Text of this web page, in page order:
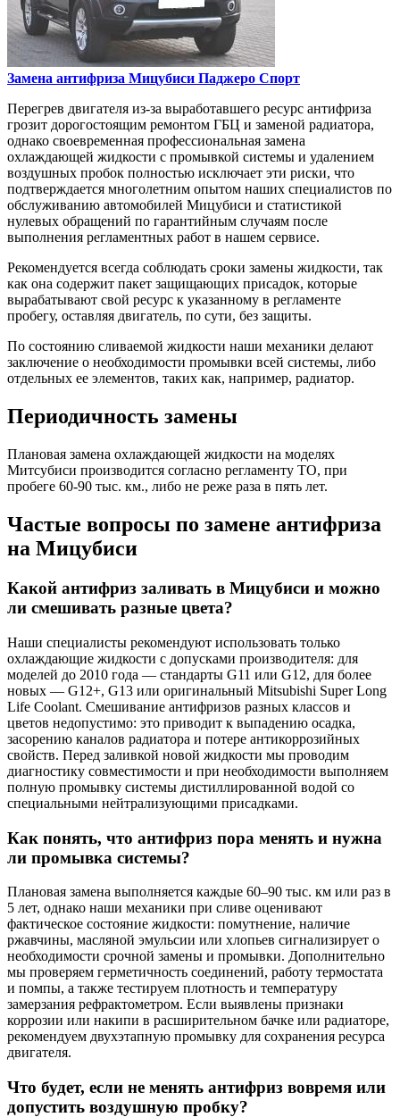
Замена антифриза Мицубиси Паджеро Спорт
Перегрев двигателя из-за выработавшего ресурс антифриза
грозит дорогостоящим ремонтом ГБЦ и заменой радиатора,
однако своевременная профессиональная замена
охлаждающей жидкости с промывкой системы и удалением
воздушных пробок полностью исключает эти риски, что
подтверждается многолетним опытом наших специалистов по
обслуживанию автомобилей Мицубиси и статистикой
нулевых обращений по гарантийным случаям после
выполнения регламентных работ в нашем сервисе.
Рекомендуется всегда соблюдать сроки замены жидкости, так
как она содержит пакет защищающих присадок, которые
вырабатывают свой ресурс к указанному в регламенте
пробегу, оставляя двигатель, по сути, без защиты.
По состоянию сливаемой жидкости наши механики делают
заключение о необходимости промывки всей системы, либо
отдельных ее элементов, таких как, например, радиатор.
Периодичность замены
Плановая замена охлаждающей жидкости на моделях
Митсубиси производится согласно регламенту ТО, при
пробеге 60-90 тыс. км., либо не реже раза в пять лет.
Частые вопросы по замене антифриза
на Мицубиси
Какой антифриз заливать в Мицубиси и можно
ли смешивать разные цвета?
Наши специалисты рекомендуют использовать только
охлаждающие жидкости с допусками производителя: для
моделей до 2010 года — стандарты G11 или G12, для более
новых — G12+, G13 или оригинальный Mitsubishi Super Long
Life Coolant. Смешивание антифризов разных классов и
цветов недопустимо: это приводит к выпадению осадка,
засорению каналов радиатора и потере антикоррозийных
свойств. Перед заливкой новой жидкости мы проводим
диагностику совместимости и при необходимости выполняем
полную промывку системы дистиллированной водой со
специальными нейтрализующими присадками.
Как понять, что антифриз пора менять и нужна
ли промывка системы?
Плановая замена выполняется каждые 60–90 тыс. км или раз в
5 лет, однако наши механики при сливе оценивают
фактическое состояние жидкости: помутнение, наличие
ржавчины, масляной эмульсии или хлопьев сигнализирует о
необходимости срочной замены и промывки. Дополнительно
мы проверяем герметичность соединений, работу термостата
и помпы, а также тестируем плотность и температуру
замерзания рефрактометром. Если выявлены признаки
коррозии или накипи в расширительном бачке или радиаторе,
рекомендуем двухэтапную промывку для сохранения ресурса
двигателя.
Что будет, если не менять антифриз вовремя или
допустить воздушную пробку?